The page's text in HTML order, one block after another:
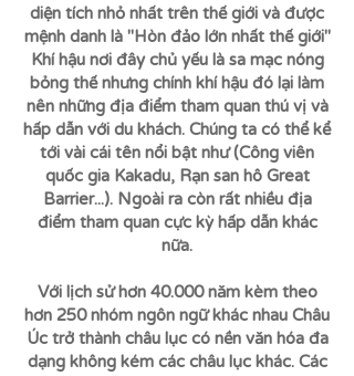
diện tích nhỏ nhất trên thế giới và được
mệnh danh là "Hòn đảo lớn nhất thế giới"
Khí hậu nơi đây chủ yếu là sa mạc nóng
bỏng thế nhưng chính khí hậu đó lại làm
nên những địa điểm tham quan thú vị và
hấp dẫn với du khách. Chúng ta có thể kể
tới vài cái tên nổi bật như (Công viên
quốc gia Kakadu, Rạn san hô Great
Barrier...). Ngoài ra còn rất nhiều địa
điểm tham quan cực kỳ hấp dẫn khác
nữa.
Với lịch sử hơn 40.000 năm kèm theo
hơn 250 nhóm ngôn ngữ khác nhau Châu
Úc trở thành châu lục có nền văn hóa đa
dạng không kém các châu lục khác. Các